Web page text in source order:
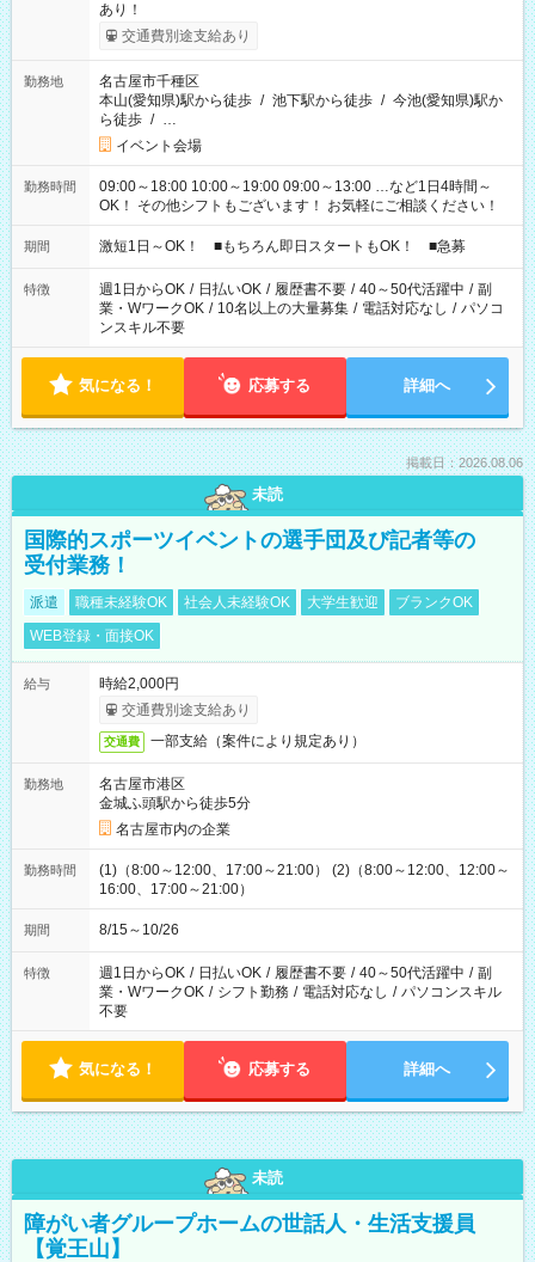
あり！
交通費別途支給あり
勤務地
名古屋市千種区
本山(愛知県)駅から徒歩 / 池下駅から徒歩 / 今池(愛知県)駅か
ら徒歩 / …
イベント会場
勤務時間
09:00～18:00 10:00～19:00 09:00～13:00 …など1日4時間～
OK！ その他シフトもございます！ お気軽にご相談ください！
期間 激短1日～OK！ ■もちろん即日スタートもOK！ ■急募
特徴 週1日からOK / 日払いOK / 履歴書不要 / 40～50代活躍中 / 副
業・WワークOK / 10名以上の大量募集 / 電話対応なし / パソコ
ンスキル不要
気になる！ 応募する 詳細へ
掲載日：2026.08.06
未読
国際的スポーツイベントの選手団及び記者等の
受付業務！
派遣 職種未経験OK 社会人未経験OK 大学生歓迎
ブランクOK
WEB登録・面接OK
給与
時給2,000円
交通費別途支給あり
交通費 一部支給（案件により規定あり）
勤務地
名古屋市港区
金城ふ頭駅から徒歩5分
名古屋市内の企業
勤務時間
(1)（8:00～12:00、17:00～21:00） (2)（8:00～12:00、12:00～
16:00、17:00～21:00）
期間 8/15～10/26
特徴 週1日からOK / 日払いOK / 履歴書不要 / 40～50代活躍中 / 副
業・WワークOK / シフト勤務 / 電話対応なし / パソコンスキル
不要
気になる！ 応募する 詳細へ
未読
障がい者グループホームの世話人・生活支援員
【覚王山】